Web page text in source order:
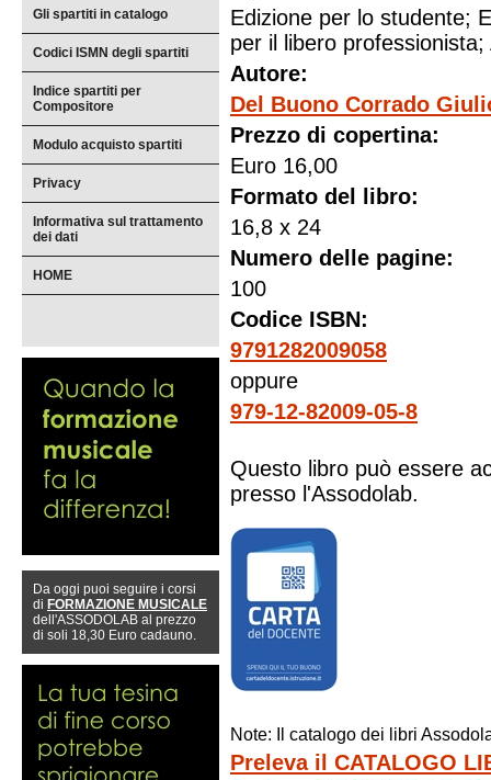
Gli spartiti in catalogo
Codici ISMN degli spartiti
Indice spartiti per
Compositore
Modulo acquisto spartiti
Privacy
Informativa sul trattamento
dei dati
HOME
Da oggi puoi seguire i corsi
di FORMAZIONE MUSICALE
dell'ASSODOLAB al prezzo
di soli 18,30 Euro cadauno.
Edizione per lo studente;
per il libero professionista;
Autore:
Del Buono Corrado
Prezzo di copertina:
Euro 16,00
Formato del libro:
16,8 x 24
Numero delle pagine:
100
Codice ISBN:
9791282009058
oppure
979-12-82009-05-8
Questo libro può essere
presso l'Assodolab.
Note: Il catalogo dei libri
Preleva il CATALOGO